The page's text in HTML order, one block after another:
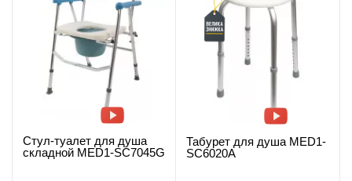
Стул-туалет для душа
складной MED1-SC7045G
Табурет для душа MED1-
SC6020A